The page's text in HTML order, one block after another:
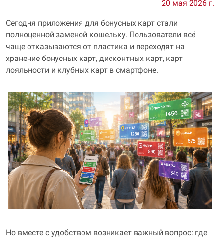
20 мая 2026 г.
Сегодня приложения для бонусных карт стали
полноценной заменой кошельку. Пользователи всё
чаще отказываются от пластика и переходят на
хранение бонусных карт, дисконтных карт, карт
лояльности и клубных карт в смартфоне.
Но вместе с удобством возникает важный вопрос: где